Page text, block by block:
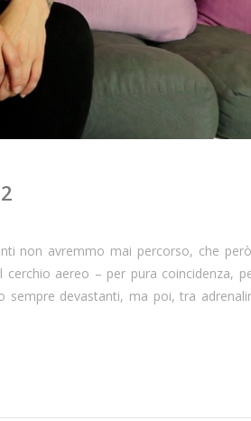
non avremmo mai percorso, che
aereo – per pura coincidenza,
devastanti, ma poi, tra